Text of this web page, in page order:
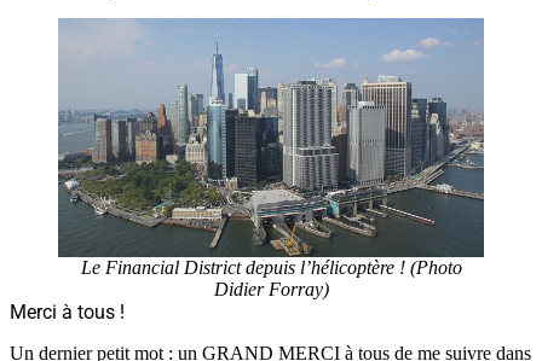
Le Financial District depuis l’hélicoptère ! (Photo
Didier Forray)
Merci à tous !
Un dernier petit mot : un GRAND MERCI à tous de me suivre dans